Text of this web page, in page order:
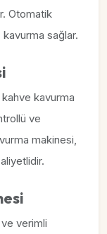
Otomatik
kavurma sağlar.
kavurma
ve
makinesi,
verimli